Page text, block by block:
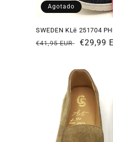
Agotado
SWEDEN KLë 251704
Precio
€41,95 EUR
Precio
€29,99